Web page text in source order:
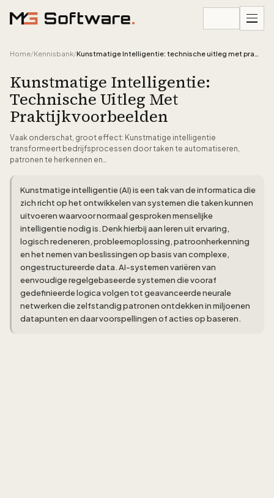
Home/Kennisbank/
Kunstmatige Intelligentie:
Technische Uitleg Met
Praktijkvoorbeelden
Vaak onderschat, groot effect: Kunstmatige intelligentie
transformeert bedrijfsprocessen door taken te automatiseren,
patronen te herkennen en…
Kunstmatige intelligentie (AI) is een tak van de informatica die
zich richt op het ontwikkelen van systemen die taken kunnen
uitvoeren waarvoor normaal gesproken menselijke
intelligentie nodig is. Denk hierbij aan leren uit ervaring,
logisch redeneren, probleemoplossing, patroonherkenning
en het nemen van beslissingen op basis van complexe,
ongestructureerde data. AI-systemen variëren van
eenvoudige regelgebaseerde systemen die vooraf
gedefinieerde logica volgen tot geavanceerde neurale
netwerken die zelfstandig patronen ontdekken in miljoenen
datapunten en daar voorspellingen of acties op baseren.